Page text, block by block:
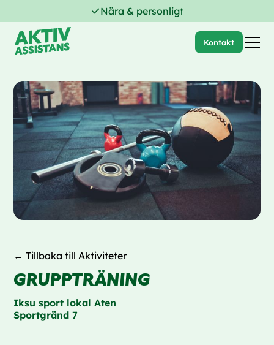
Nära & personligt
Kontakt
← Tillbaka till Aktiviteter
GRUPPTRÄNING
Iksu sport lokal Aten
Sportgränd 7